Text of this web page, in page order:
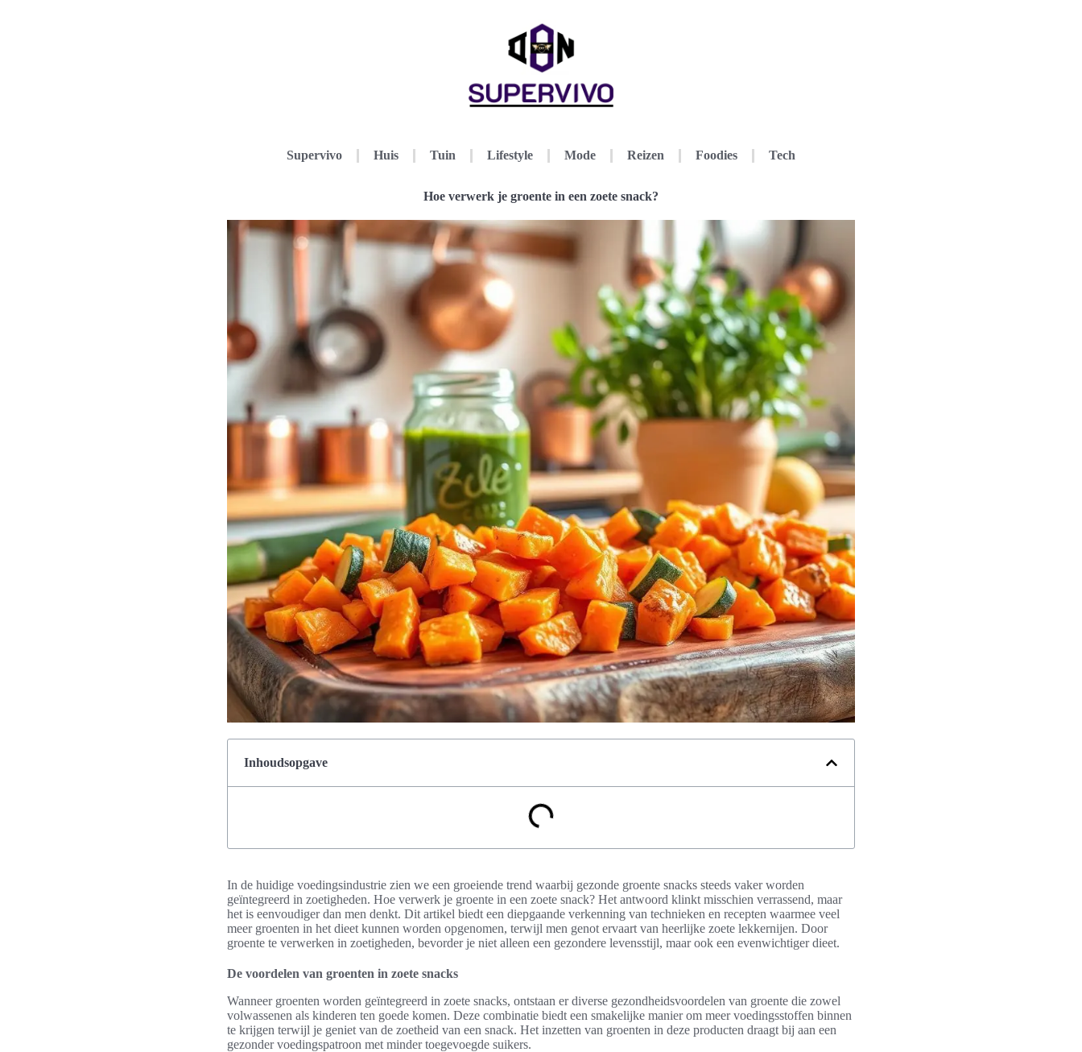
Supervivo Huis Tuin Lifestyle Mode Reizen Foodies Tech
Hoe verwerk je groente in een zoete snack?
Inhoudsopgave
In de huidige voedingsindustrie zien we een groeiende trend waarbij gezonde groente snacks steeds vaker worden
geïntegreerd in zoetigheden. Hoe verwerk je groente in een zoete snack? Het antwoord klinkt misschien verrassend, maar
het is eenvoudiger dan men denkt. Dit artikel biedt een diepgaande verkenning van technieken en recepten waarmee veel
meer groenten in het dieet kunnen worden opgenomen, terwijl men genot ervaart van heerlijke zoete lekkernijen. Door
groente te verwerken in zoetigheden, bevorder je niet alleen een gezondere levensstijl, maar ook een evenwichtiger dieet.
De voordelen van groenten in zoete snacks
Wanneer groenten worden geïntegreerd in zoete snacks, ontstaan er diverse gezondheidsvoordelen van groente die zowel
volwassenen als kinderen ten goede komen. Deze combinatie biedt een smakelijke manier om meer voedingsstoffen binnen
te krijgen terwijl je geniet van de zoetheid van een snack. Het inzetten van groenten in deze producten draagt bij aan een
gezonder voedingspatroon met minder toegevoegde suikers.